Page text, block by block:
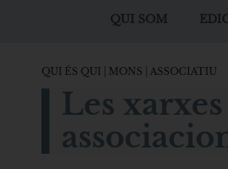
QUI SOM
QUI ÉS QUI MONS ASSOCIATIU
Les